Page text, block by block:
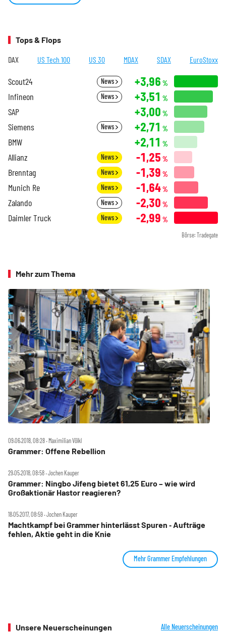
Tops & Flops
DAX US Tech 100 US 30 MDAX SDAX EuroStoxx
Scout24 News +3,96 %
Infineon News +3,51 %
SAP +3,00 %
Siemens News +2,71 %
BMW +2,11 %
Allianz News -1,25 %
Brenntag News -1,39 %
Munich Re News -1,64%
Zalando News -2,30 %
Daimler Truck News -2,99 %
Börse: Tradegate
Mehr zum Thema
09.06.2018, 08:28 ‧ Maximilian Völkl
Grammer: Offene Rebellion
29.05.2018, 08:58 ‧ Jochen Kauper
Grammer: Ningbo Jifeng bietet 61,25 Euro – wie wird
Großaktionär Hastor reagieren?
18.05.2017, 08:59 ‧ Jochen Kauper
Machtkampf bei Grammer hinterlässt Spuren ‑ Aufträge
fehlen, Aktie geht in die Knie
Mehr Grammer Empfehlungen
Unsere Neuerscheinungen Alle Neuerscheinungen